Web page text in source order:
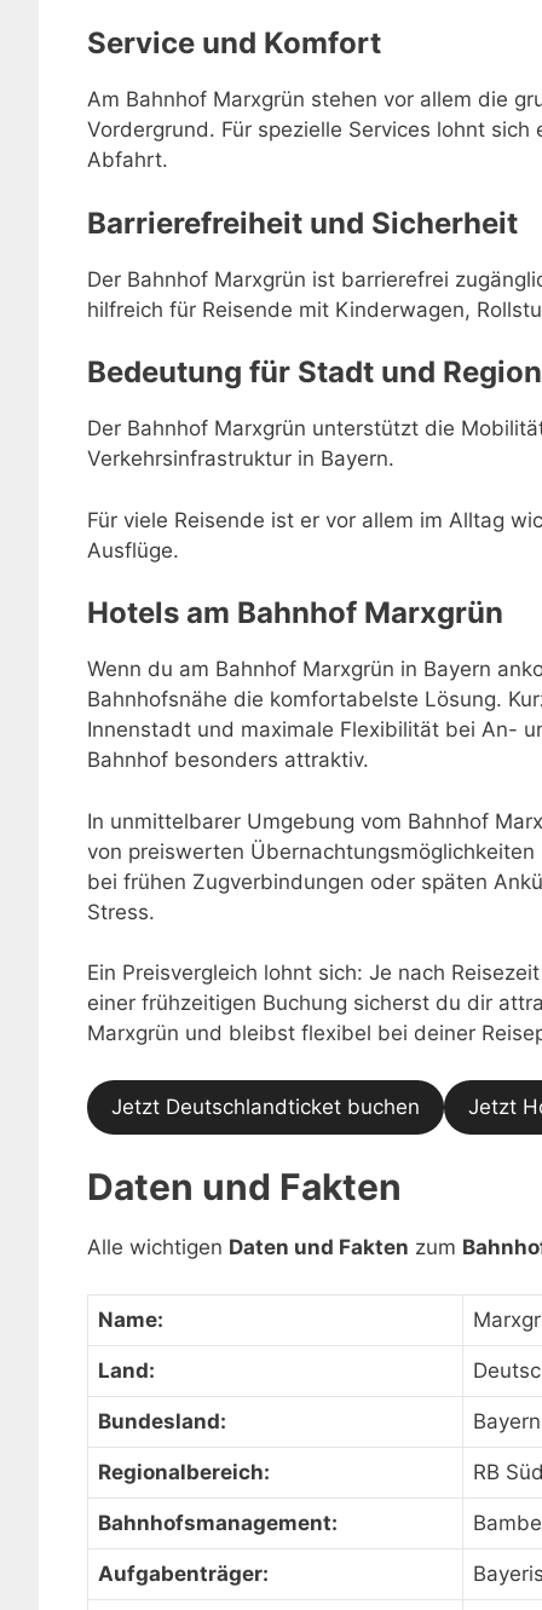
Service und Komfort
Am Bahnhof Marxgrün stehen vor allem die
Vordergrund. Für spezielle Services lohnt
Abfahrt.
Barrierefreiheit und Sicherheit
Der Bahnhof Marxgrün ist barrierefrei
hilfreich für Reisende mit Kinderwagen,
Bedeutung für Stadt und Region
Der Bahnhof Marxgrün unterstützt die
Verkehrsinfrastruktur in Bayern.
Für viele Reisende ist er vor allem im Alltag
Ausflüge.
Hotels am Bahnhof Marxgrün
Wenn du am Bahnhof Marxgrün in Bayern
Bahnhofsnähe die komfortabelste Lösung.
Innenstadt und maximale Flexibilität bei An-
Bahnhof besonders attraktiv.
In unmittelbarer Umgebung vom Bahnhof
von preiswerten
bei frühen Zugverbindungen oder späten
Stress.
Ein Preisvergleich lohnt sich: Je nach
einer frühzeitigen Buchung sicherst du dir
Marxgrün und bleibst flexibel bei deiner
Jetzt Deutschlandticket buchen Jetzt
Daten und Fakten
Alle wichtigen Daten und Fakten zum
Name:
Land:
Bundesland: Bayern
Regionalbereich: RB
Bahnhofsmanagement:
Aufgabenträger: